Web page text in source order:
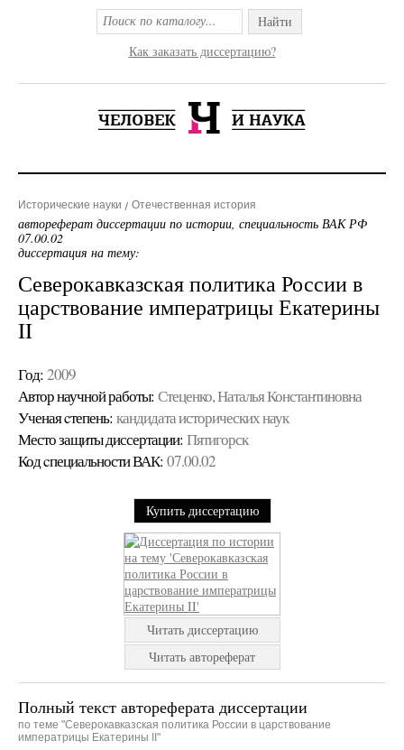
Найти
Как заказать диссертацию?
Исторические науки Отечественная история
автореферат диссертации по истории, специальность ВАК РФ
07.00.02
диссертация на тему:
Северокавказская политика России в
царствование императрицы Екатерины
II
Год: 2009
Автор научной работы: Стеценко, Наталья Константиновна
Ученая cтепень: кандидата исторических наук
Место защиты диссертации: Пятигорск
Код cпециальности ВАК: 07.00.02
Купить диссертацию
Читать диссертацию
Читать автореферат
Полный текст автореферата диссертации
по теме "Северокавказская политика России в царствование
императрицы Екатерины II"